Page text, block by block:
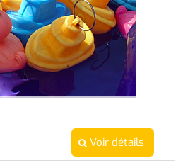
Voir détails